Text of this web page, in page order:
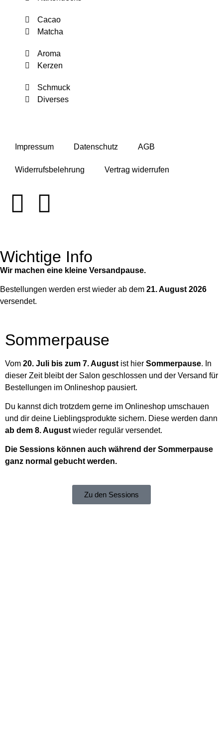
Cacao
Matcha
Aroma
Kerzen
Schmuck
Diverses
Impressum Datenschutz AGB
Widerrufsbelehrung Vertrag widerrufen
Wichtige Info
Wir machen eine kleine Versandpause.
Bestellungen werden erst wieder ab dem 21. August 2026
versendet.
Sommerpause
Vom 20. Juli bis zum 7. August ist hier Sommerpause. In
dieser Zeit bleibt der Salon geschlossen und der Versand für
Bestellungen im Onlineshop pausiert.
Du kannst dich trotzdem gerne im Onlineshop umschauen
und dir deine Lieblingsprodukte sichern. Diese werden dann
ab dem 8. August wieder regulär versendet.
Die Sessions können auch während der Sommerpause
ganz normal gebucht werden.
Zu den Sessions